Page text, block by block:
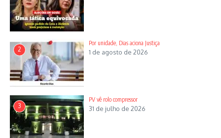
José Dirceu na luta contra a ditadura civil e militar no Brasi
2
Por unidade, Dias aciona Justiça
1 de agosto de 2026
3
PV vê rolo compressor
31 de julho de 2026